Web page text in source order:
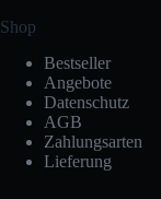
Shop
Bestseller
Angebote
Datenschutz
AGB
Zahlungsarten
Lieferung